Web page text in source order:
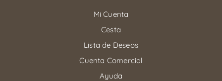
Mi Cuenta
Cesta
Lista de Deseos
Cuenta Comercial
Ayuda